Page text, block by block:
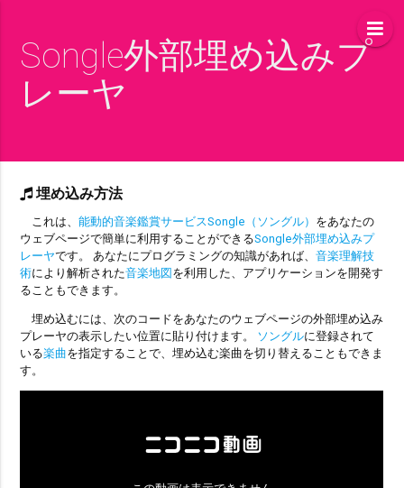
Songle外部埋め込みプ
レーヤ
埋め込み方法
これは、能動的音楽鑑賞サービスSongle（ソングル） をあなたの
ウェブページで簡単に利用することができるSongle外部埋め込みプ
レーヤです。 あなたにプログラミングの知識があれば、音楽理解技
術により解析された音楽地図を利用した、アプリケーションを開発す
ることもできます。
埋め込むには、次のコードをあなたのウェブページの外部埋め込み
プレーヤの表示したい位置に貼り付けます。 ソングルに登録されて
いる楽曲を指定することで、埋め込む楽曲を切り替えることもできま
す。